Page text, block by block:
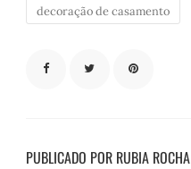
decoração de casamento
PUBLICADO POR RUBIA ROCHA